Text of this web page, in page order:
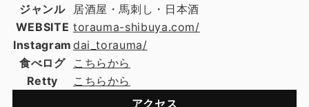
ジャンル
居酒屋・馬刺し・日本酒
WEBSITE torauma-shibuya.com/
Instagram dai_torauma/
食べログ
こちらから
Retty
こちらから
アクセス